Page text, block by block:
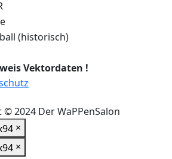
(historisch)
Vektordaten !
2024 Der WaPPenSalon
×
×